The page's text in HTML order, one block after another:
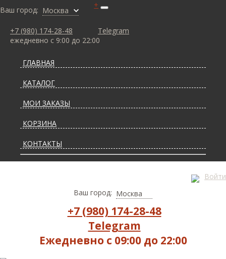
Ваш город: Москва
+7 (980) 174-28-48
Telegram
ежедневно с 9:00 до 22:00
+
ГЛАВНАЯ
КАТАЛОГ
МОИ ЗАКАЗЫ
КОРЗИНА
КОНТАКТЫ
ДОСТАВКА И ОПЛАТА
Войти
Ваш город: Москва
+7 (980) 174-28-48
Telegram
Ежедневно с 09:00 до 22:00